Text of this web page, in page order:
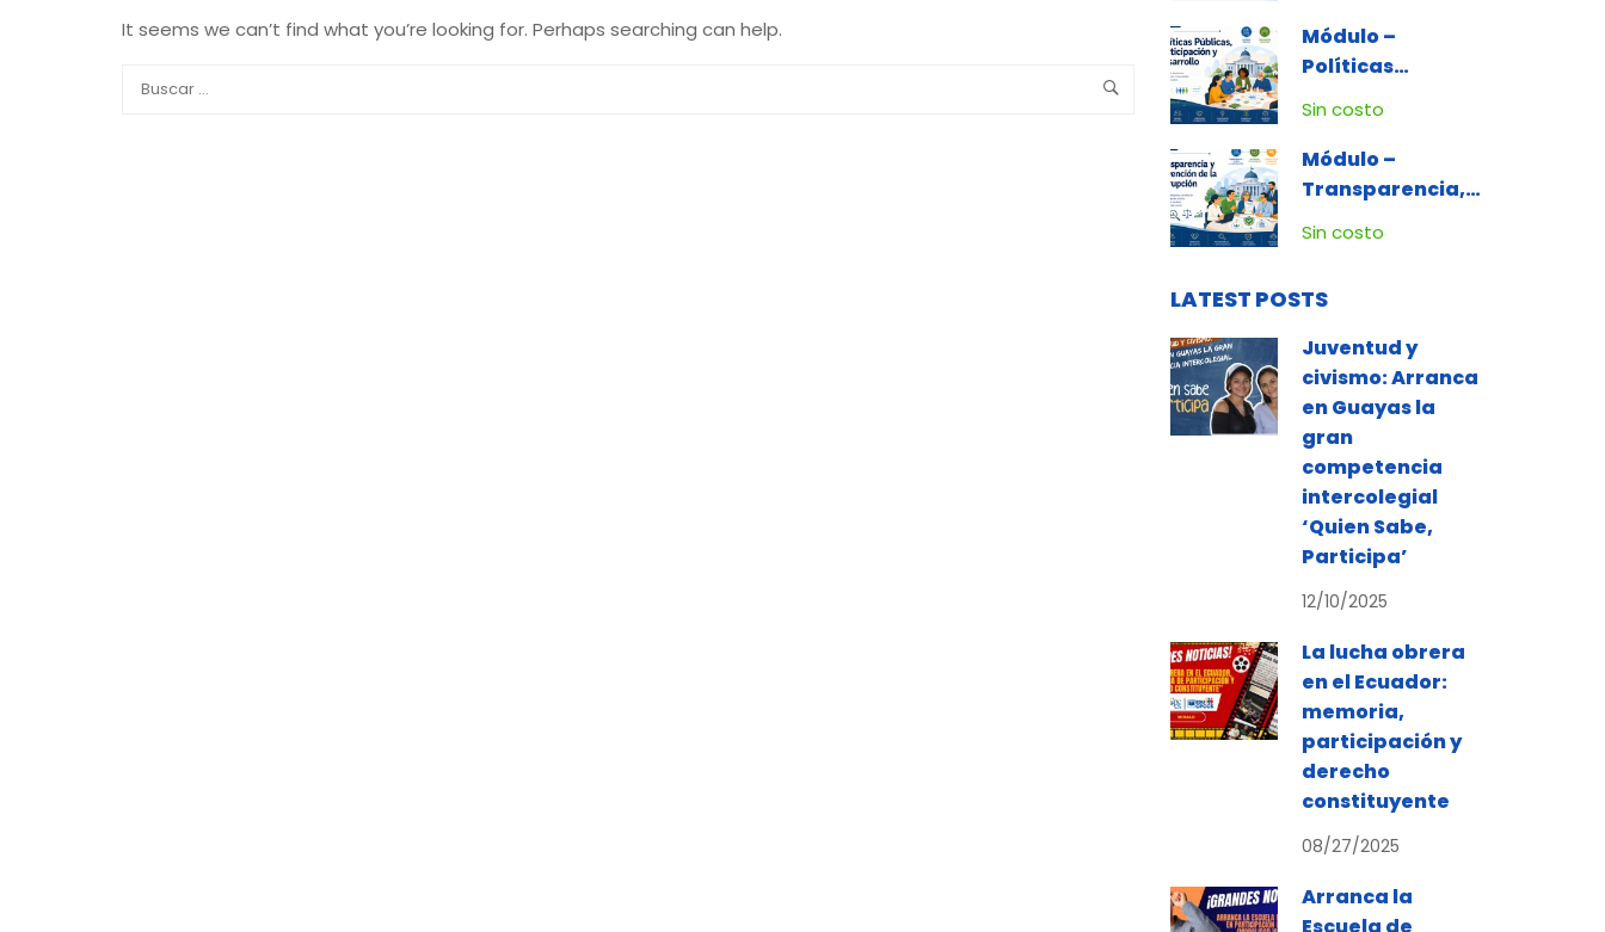
It seems we can’t find what you’re looking for. Perhaps searching can help.
OBLIGADOS
Módulo –
Políticas
Públicas,
Desarrollo
Sin costo
Módulo –
Transparencia,
Ética e
Contra la
Corrupción
Sin costo
LATEST POSTS
Juventud y
civismo: Arranca
en Guayas la
gran
competencia
intercolegial
‘Quien Sabe,
Participa’
12/10/2025
La lucha obrera
en el Ecuador:
memoria,
participación y
derecho
constituyente
08/27/2025
Arranca la